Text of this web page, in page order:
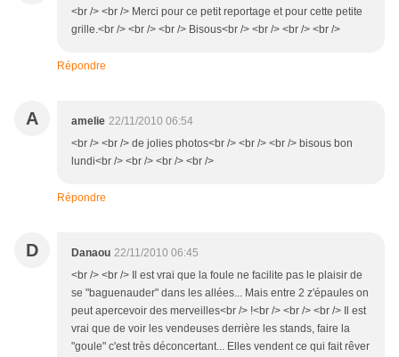
<br /> <br /> Merci pour ce petit reportage et pour cette petite
grille.<br /> <br /> <br /> Bisous<br /> <br /> <br /> <br />
Répondre
A amelie 22/11/2010 06:54
<br /> <br /> de jolies photos<br /> <br /> <br /> bisous bon
lundi<br /> <br /> <br /> <br />
Répondre
D Danaou 22/11/2010 06:45
<br /> <br /> Il est vrai que la foule ne facilite pas le plaisir de
se "baguenauder" dans les allées... Mais entre 2 z'épaules on
peut apercevoir des merveilles<br /> !<br /> <br /> <br /> Il est
vrai que de voir les vendeuses derrière les stands, faire la
"goule" c'est très déconcertant... Elles vendent ce qui fait rêver